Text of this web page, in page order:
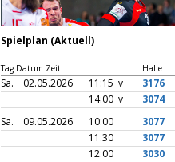
Spielplan (Aktuell)
Tag Datum Zeit Halle
Sa. 02.05.2026 11:15 v
3176
14:00 v
3074
Sa.
09.05.2026 10:00
3077
11:30
3077
12:00
3030